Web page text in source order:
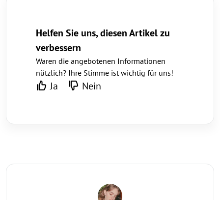
Helfen Sie uns, diesen Artikel zu
verbessern
Waren die angebotenen Informationen
nützlich? Ihre Stimme ist wichtig für uns!
Ja Nein